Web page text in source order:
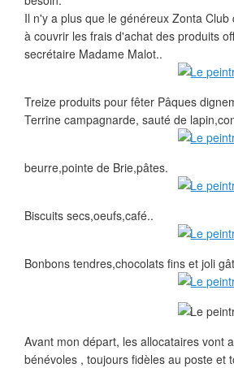
Il n'y a plus que le généreux Zonta
à couvrir les frais d'achat des produits
secrétaire Madame Malot..
Treize produits pour fêter Pâques
Terrine campagnarde, sauté de
beurre,pointe de Brie,pâtes.
Biscuits secs,oeufs,café..
Bonbons tendres,chocolats fins et joli
Avant mon départ, les allocataires vont
bénévoles , toujours fidèles au poste et